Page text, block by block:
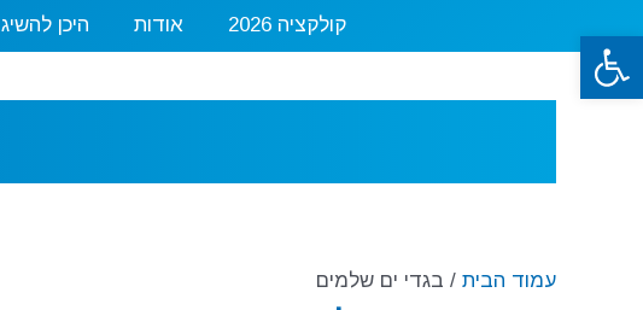
פתח סרגל נגישות
קולקציה 2026 אודות היכן להשיג
עמוד הבית / בגדי ים שלמים